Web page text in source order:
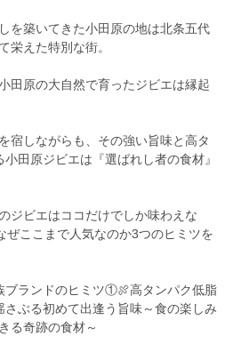
を築いてきた小田原の地は北条五代
栄えた特別な街。
田原の大自然で育ったジビエは縁起
宿しながらも、その強い旨味と高タ
田原ジビエは『選ばれし者の食材』
ジビエはココだけでしか味わえな
ぜここまで人気なのか3つのヒミツを
ブランドのヒミツ①🍖高タンパク低脂
ぶる初めて出逢う旨味～食の楽しみ
る奇跡の食材～